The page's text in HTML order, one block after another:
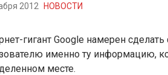
2012 НОВОСТИ
гигант Google намерен
именно ту информацию,
месте.